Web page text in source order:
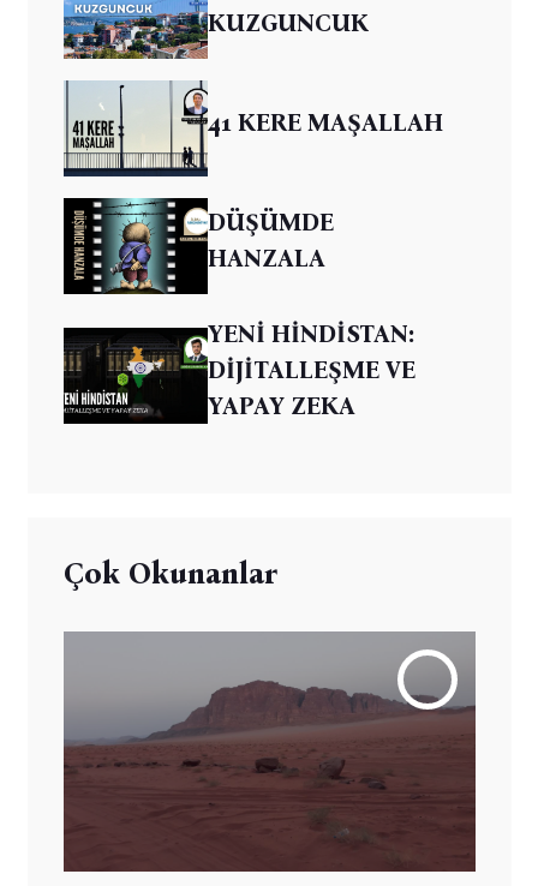
KUZGUNCUK
41 KERE MAŞALLAH
DÜŞÜMDE
HANZALA
YENİ HİNDİSTAN:
DİJİTALLEŞME VE
YAPAY ZEKA
Çok Okunanlar